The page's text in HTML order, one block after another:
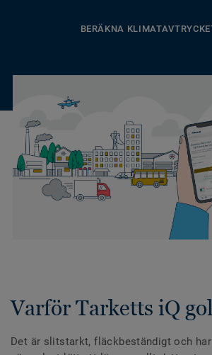
BERÄKNA
Varför Tarketts iQ
Det är slitstarkt, fläckbeständigt och